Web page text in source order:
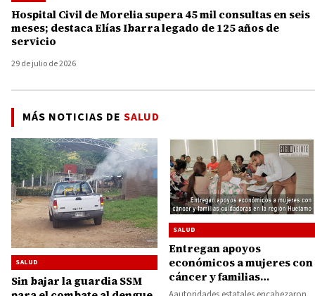
Hospital Civil de Morelia supera 45 mil consultas en seis
meses; destaca Elías Ibarra legado de 125 años de
servicio
29 de julio de 2026
MÁS NOTICIAS DE SALUD
SALUD
Sin bajar la guardia SSM
SALUD
Entregan apoyos
económicos a mujeres con
cáncer y familias
cuidadoras en la región